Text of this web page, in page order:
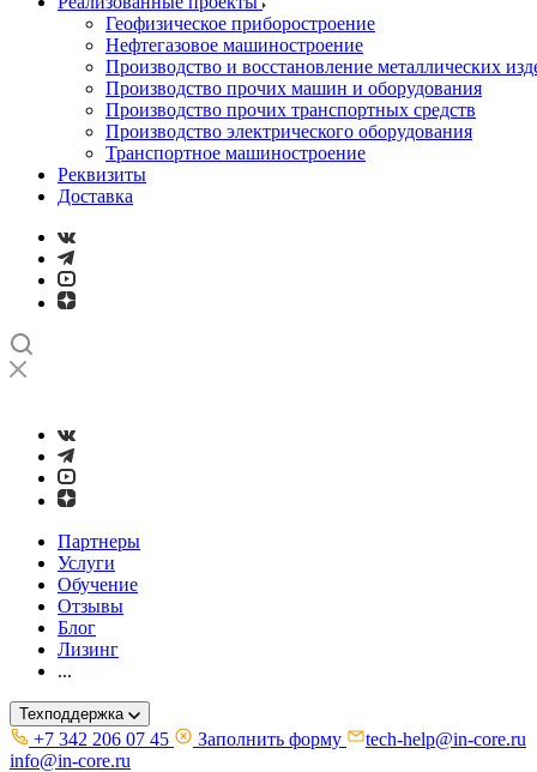
Геофизическое приборостроение
Нефтегазовое машиностроение
Производство и восстановление металлических
Производство прочих машин и оборудования
Производство прочих транспортных средств
Производство электрического оборудования
Транспортное машиностроение
Реквизиты
Доставка
Партнеры
Услуги
Обучение
Отзывы
Блог
Лизинг
...
Техподдержка
+7 342 206 07 45 Заполнить форму
tech-help@in-core.ru
info@in-core.ru